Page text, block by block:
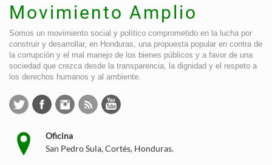
Movimiento Amplio
Somos un movimiento social y político comprometido en la lucha por
construir y desarrollar, en Honduras, una propuesta popular en contra de
la corrupción y el mal manejo de los bienes públicos y a favor de una
sociedad que crezca desde la transparencia, la dignidad y el respeto a
los derechos humanos y al ambiente.
Oficina
San Pedro Sula, Cortés, Honduras.